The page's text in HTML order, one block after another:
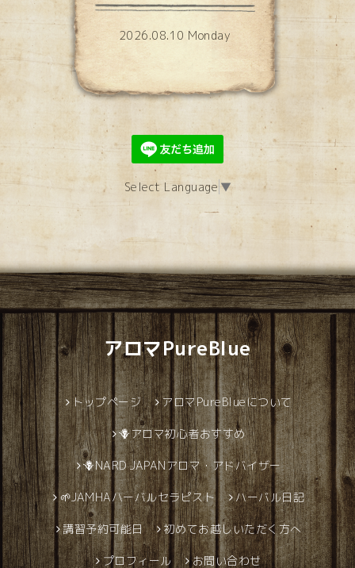
2026.08.10 Monday
Select Language ▼
アロマPureBlue
トップページ アロマPureBlueについて
🪻アロマ初心者おすすめ
🪻NARD JAPANアロマ・アドバイザー
🌱JAMHAハーバルセラピスト ハーバル日記
講習予約可能日 初めてお越しいただく方へ
プロフィール お問い合わせ